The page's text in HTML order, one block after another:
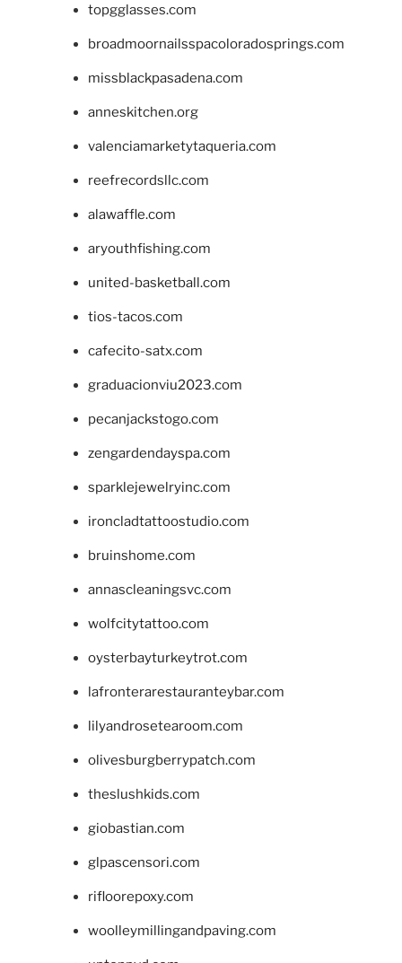
topgglasses.com
broadmoornailsspacoloradosprings.com
missblackpasadena.com
anneskitchen.org
valenciamarketytaqueria.com
reefrecordsllc.com
alawaffle.com
aryouthfishing.com
united-basketball.com
tios-tacos.com
cafecito-satx.com
graduacionviu2023.com
pecanjackstogo.com
zengardendayspa.com
sparklejewelryinc.com
ironcladtattoostudio.com
bruinshome.com
annascleaningsvc.com
wolfcitytattoo.com
oysterbayturkeytrot.com
lafronterarestauranteybar.com
lilyandrosetearoom.com
olivesburgberrypatch.com
theslushkids.com
giobastian.com
glpascensori.com
rifloorepoxy.com
woolleymillingandpaving.com